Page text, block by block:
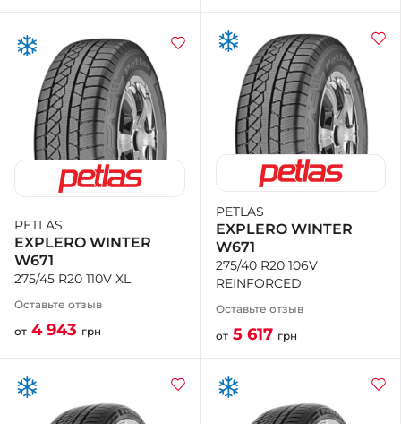
PETLAS
EXPLERO WINTER
W671
275/45 R20 110V XL
Оставьте отзыв
от 4 943 грн
PETLAS
EXPLERO WINTER
W671
275/40 R20 106V
REINFORCED
Оставьте отзыв
от 5 617 грн